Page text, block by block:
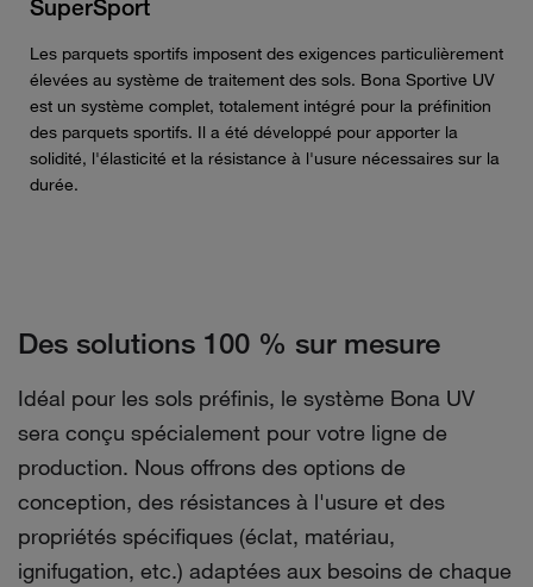
SuperSport
Les parquets sportifs imposent des exigences particulièrement
élevées au système de traitement des sols. Bona Sportive UV
est un système complet, totalement intégré pour la préfinition
des parquets sportifs. Il a été développé pour apporter la
solidité, l'élasticité et la résistance à l'usure nécessaires sur la
durée.
Des solutions 100 % sur mesure
Idéal pour les sols préfinis, le système Bona UV
sera conçu spécialement pour votre ligne de
production. Nous offrons des options de
conception, des résistances à l'usure et des
propriétés spécifiques (éclat, matériau,
ignifugation, etc.) adaptées aux besoins de chaque